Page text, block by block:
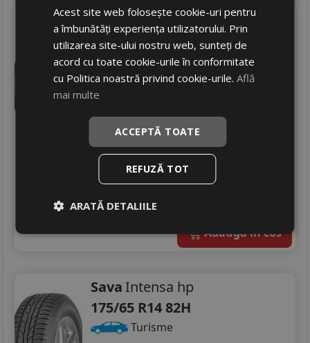
245/45R18
205/55R19
235/35R19
235/40R19
DebicaNavigator 3
175/65 R14 82T
Turisme
Consum C
Aderenta
280RON
340 RON Discount
Adauga in cos
Sava Intensa hp
175/65 R14 82H
Turisme
Acest site web folosește cookie-uri pentru
a îmbunătăți experiența utilizatorului. Prin
utilizarea site-ului nostru web, sunteți de
acord cu toate cookie-urile în conformitate
cu Politica noastră privind cookie-urile.Află
mai multe
ACCEPTĂ TOATE
REFUZĂ TOT
ARATĂ DETALIILE